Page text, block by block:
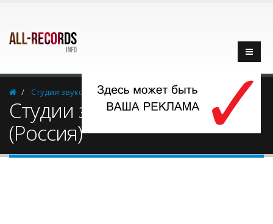
Cтудии звукозаписи Россия Чита
Cтудии звукозаписи - Чита
(Россия)